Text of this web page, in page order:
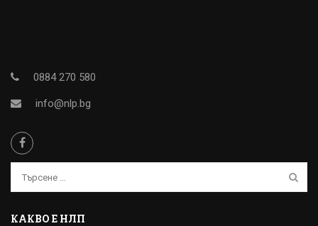
0884 270 580
info@nlp.bg
КАКВО Е НЛП